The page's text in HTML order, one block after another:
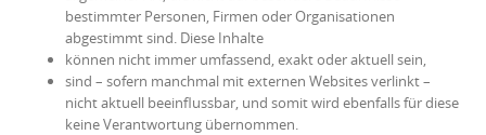
bestimmter Personen, Firmen oder Organisationen
abgestimmt sind. Diese Inhalte
können nicht immer umfassend, exakt oder aktuell sein,
sind – sofern manchmal mit externen Websites verlinkt –
nicht aktuell beeinflussbar, und somit wird ebenfalls für diese
keine Verantwortung übernommen.